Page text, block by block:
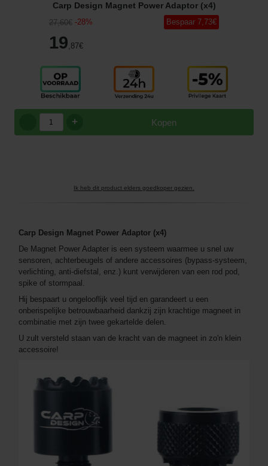
Carp Design Magnet Power Adaptor (x4)
27,60€ -28%
19,87€
Bespaar 7,73€
Kopen
+
Ik heb dit product elders goedkoper gezien.
Carp Design Magnet Power Adaptor (x4)
De Magnet Power Adapter is een systeem waarmee u snel uw
sensoren, achterbeugels of andere accessoires (bypass-systeem,
verlichting, anti-diefstal, enz.) kunt verwijderen van een rod pod,
spike of stormpaal.
Hij bespaart u ongelooflijk veel tijd en garandeert u een
onberispelijke betrouwbaarheid dankzij zijn krachtige magneet in
combinatie met zijn twee gekartelde delen.
U zult versteld staan van de kracht van de magneet in zo'n klein
accessoire!